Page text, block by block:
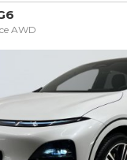
AWD